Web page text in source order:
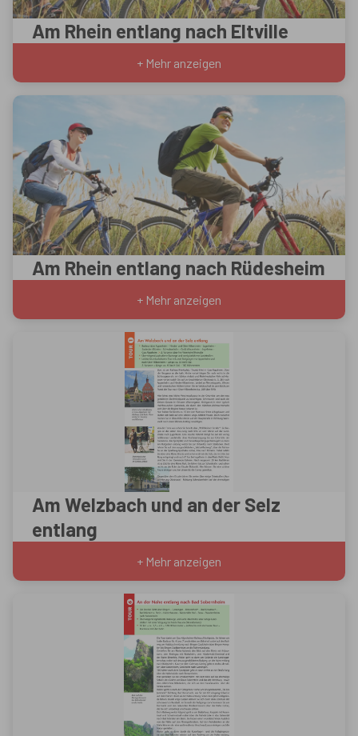
Am Rhein entlang nach Eltville
+ Mehr anzeigen
Am Rhein entlang nach Rüdesheim
+ Mehr anzeigen
Am Welzbach und an der Selz
entlang
+ Mehr anzeigen